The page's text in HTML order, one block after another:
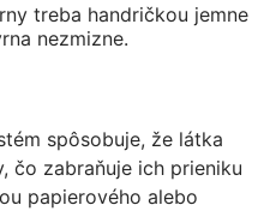
treba handričkou jemne
nezmizne.
spôsobuje, že látka
čo zabraňuje ich prieniku
papierového alebo